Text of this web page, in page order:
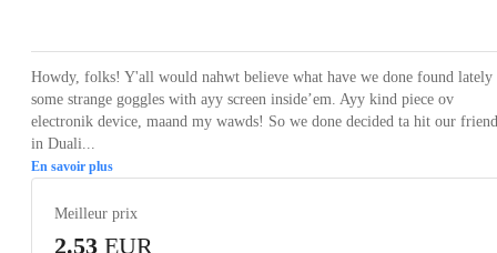
Howdy, folks! Y'all would nahwt believe what have we done found lately
some strange goggles with ayy screen inside’em. Ayy kind piece ov
electronik device, maand my wawds! So we done decided ta hit our
in Duali...
En savoir plus
Meilleur prix
2.53 EUR